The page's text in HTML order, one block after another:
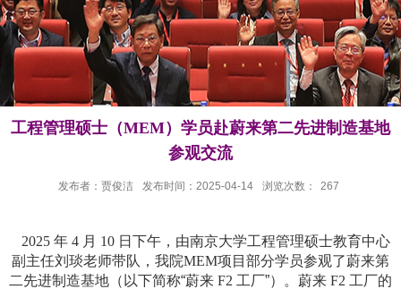
工程管理硕士（MEM）学员赴蔚来第二先进制造基地
参观交流
发布者：贾俊洁 发布时间：2025-04-14 浏览次数： 267
2025 年 4 月 10 日下午，由南京大学工程管理硕士教育中心
副主任刘琰老师带队，我院MEM项目部分学员参观了蔚来第
二先进制造基地（以下简称“蔚来 F2 工厂”）。蔚来 F2 工厂的